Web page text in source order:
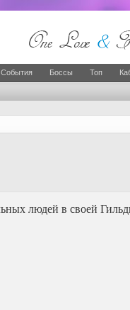
События Боссы Топ
людей в своей